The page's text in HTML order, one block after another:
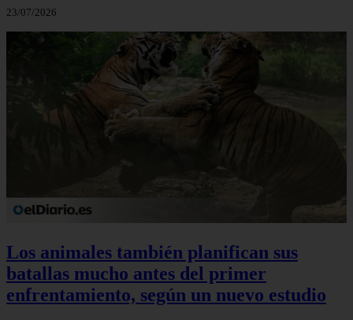
23/07/2026
Los animales también planifican sus
batallas mucho antes del primer
enfrentamiento, según un nuevo estudio